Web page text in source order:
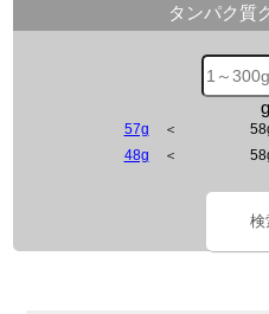
タンパク質
g
57g ＜
48g ＜
検